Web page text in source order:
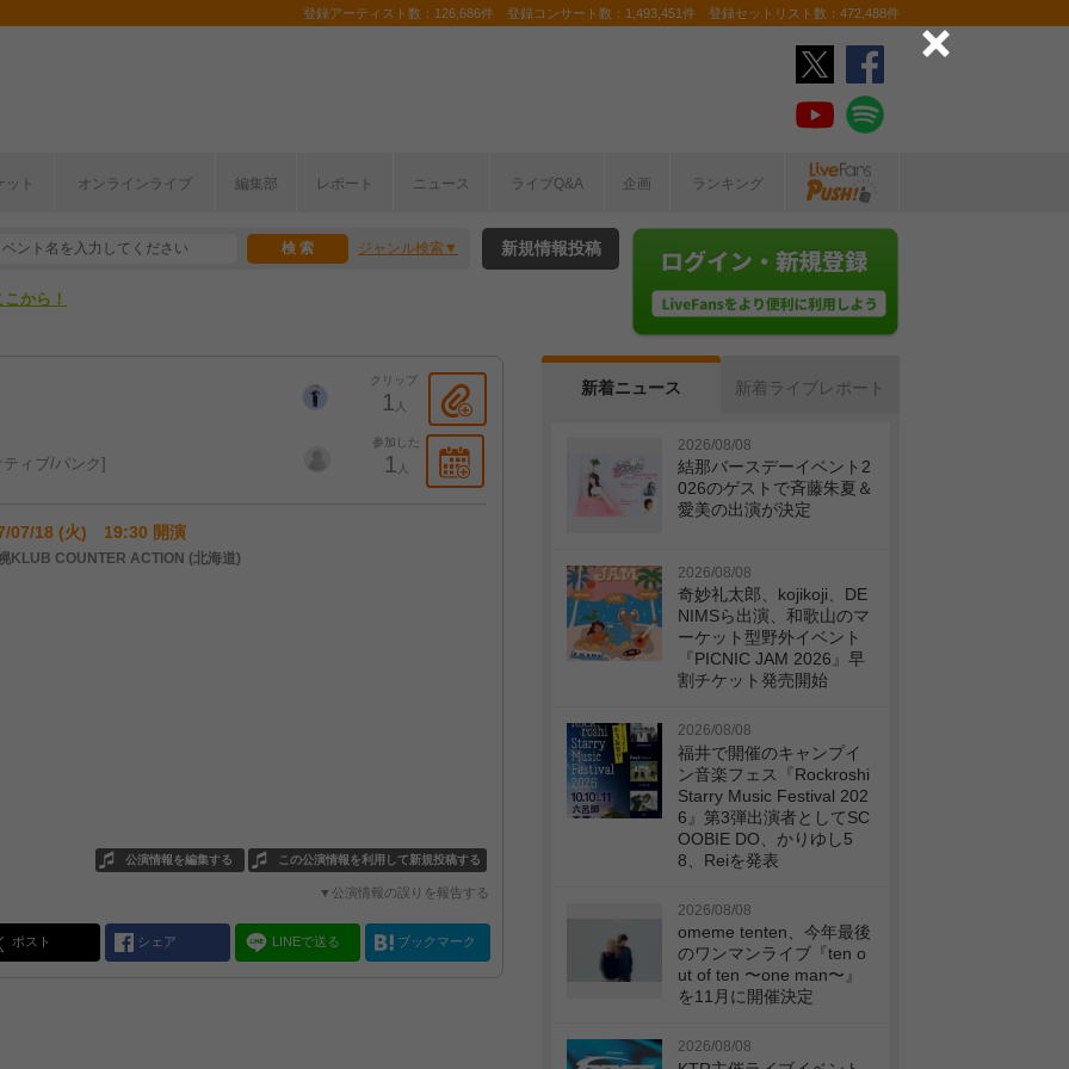
登録アーティスト数：126,686件 登録コンサート数：1,493,451件 登録セットリスト数：472,488件
ット オンラインライブ 編集部 レポート ニュース ライブQ&A 企画 ランキング
ジャンル検索
半期編発表！
から！
新規情報投稿
クリップ
1 人
参加した
1 人
ィブ/パンク
07/18 (火) 19:30 開演
KLUB COUNTER ACTION (北海道)
この公演情報を利用して新規投稿する
公演情報を編集する
▼公演情報の誤りを報告する
ポスト シェア LINEで送る ブックマーク
新着ニュース 新着ライブレポート
2026/08/08
結那バースデーイベント2
026のゲストで斉藤朱夏＆
愛美の出演が決定
2026/08/08
奇妙礼太郎、kojikoji、DE
NIMSら出演、和歌山のマ
ーケット型野外イベント
『PICNIC JAM 2026』早
割チケット発売開始
2026/08/08
福井で開催のキャンプイ
ン音楽フェス『Rockroshi
Starry Music Festival 202
6』第3弾出演者としてSC
OOBIE DO、かりゆし5
8、Reiを発表
2026/08/08
omeme tenten、今年最後
のワンマンライブ『ten o
ut of ten 〜one man〜』
を11月に開催決定
2026/08/08